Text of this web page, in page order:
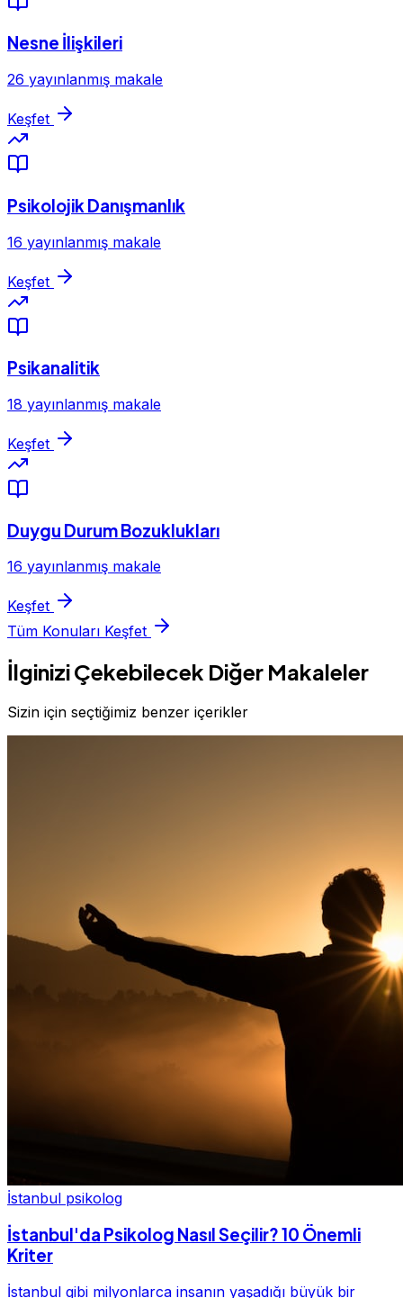
Nesne İlişkileri
26 yayınlanmış makale
Keşfet
Psikolojik Danışmanlık
16 yayınlanmış makale
Keşfet
Psikanalitik
18 yayınlanmış makale
Keşfet
Duygu Durum Bozuklukları
16 yayınlanmış makale
Keşfet
Tüm Konuları Keşfet
İlginizi Çekebilecek Diğer Makaleler
Sizin için seçtiğimiz benzer içerikler
İstanbul psikolog
İstanbul'da Psikolog Nasıl Seçilir? 10 Önemli
Kriter
İstanbul gibi milyonlarca insanın yaşadığı büyük bir